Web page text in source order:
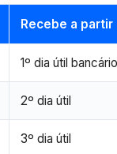
Recebe a partir
1º dia útil
2º dia útil
3º dia útil